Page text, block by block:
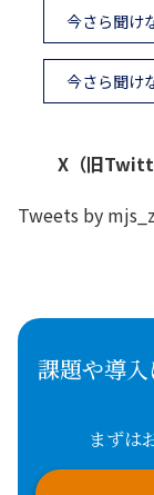
今さら聞け
今さら聞け
X（旧
Tweets by
課題や導
まずは